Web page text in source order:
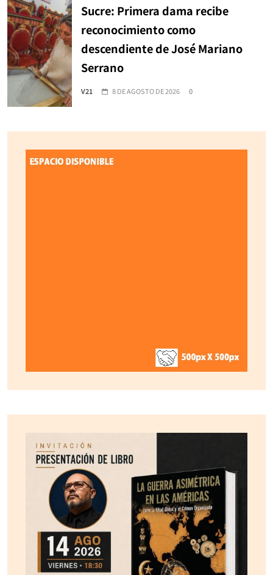
Sucre: Primera dama recibe
reconocimiento como
descendiente de José Mariano
Serrano
V21 8 DE AGOSTO DE 2026 0